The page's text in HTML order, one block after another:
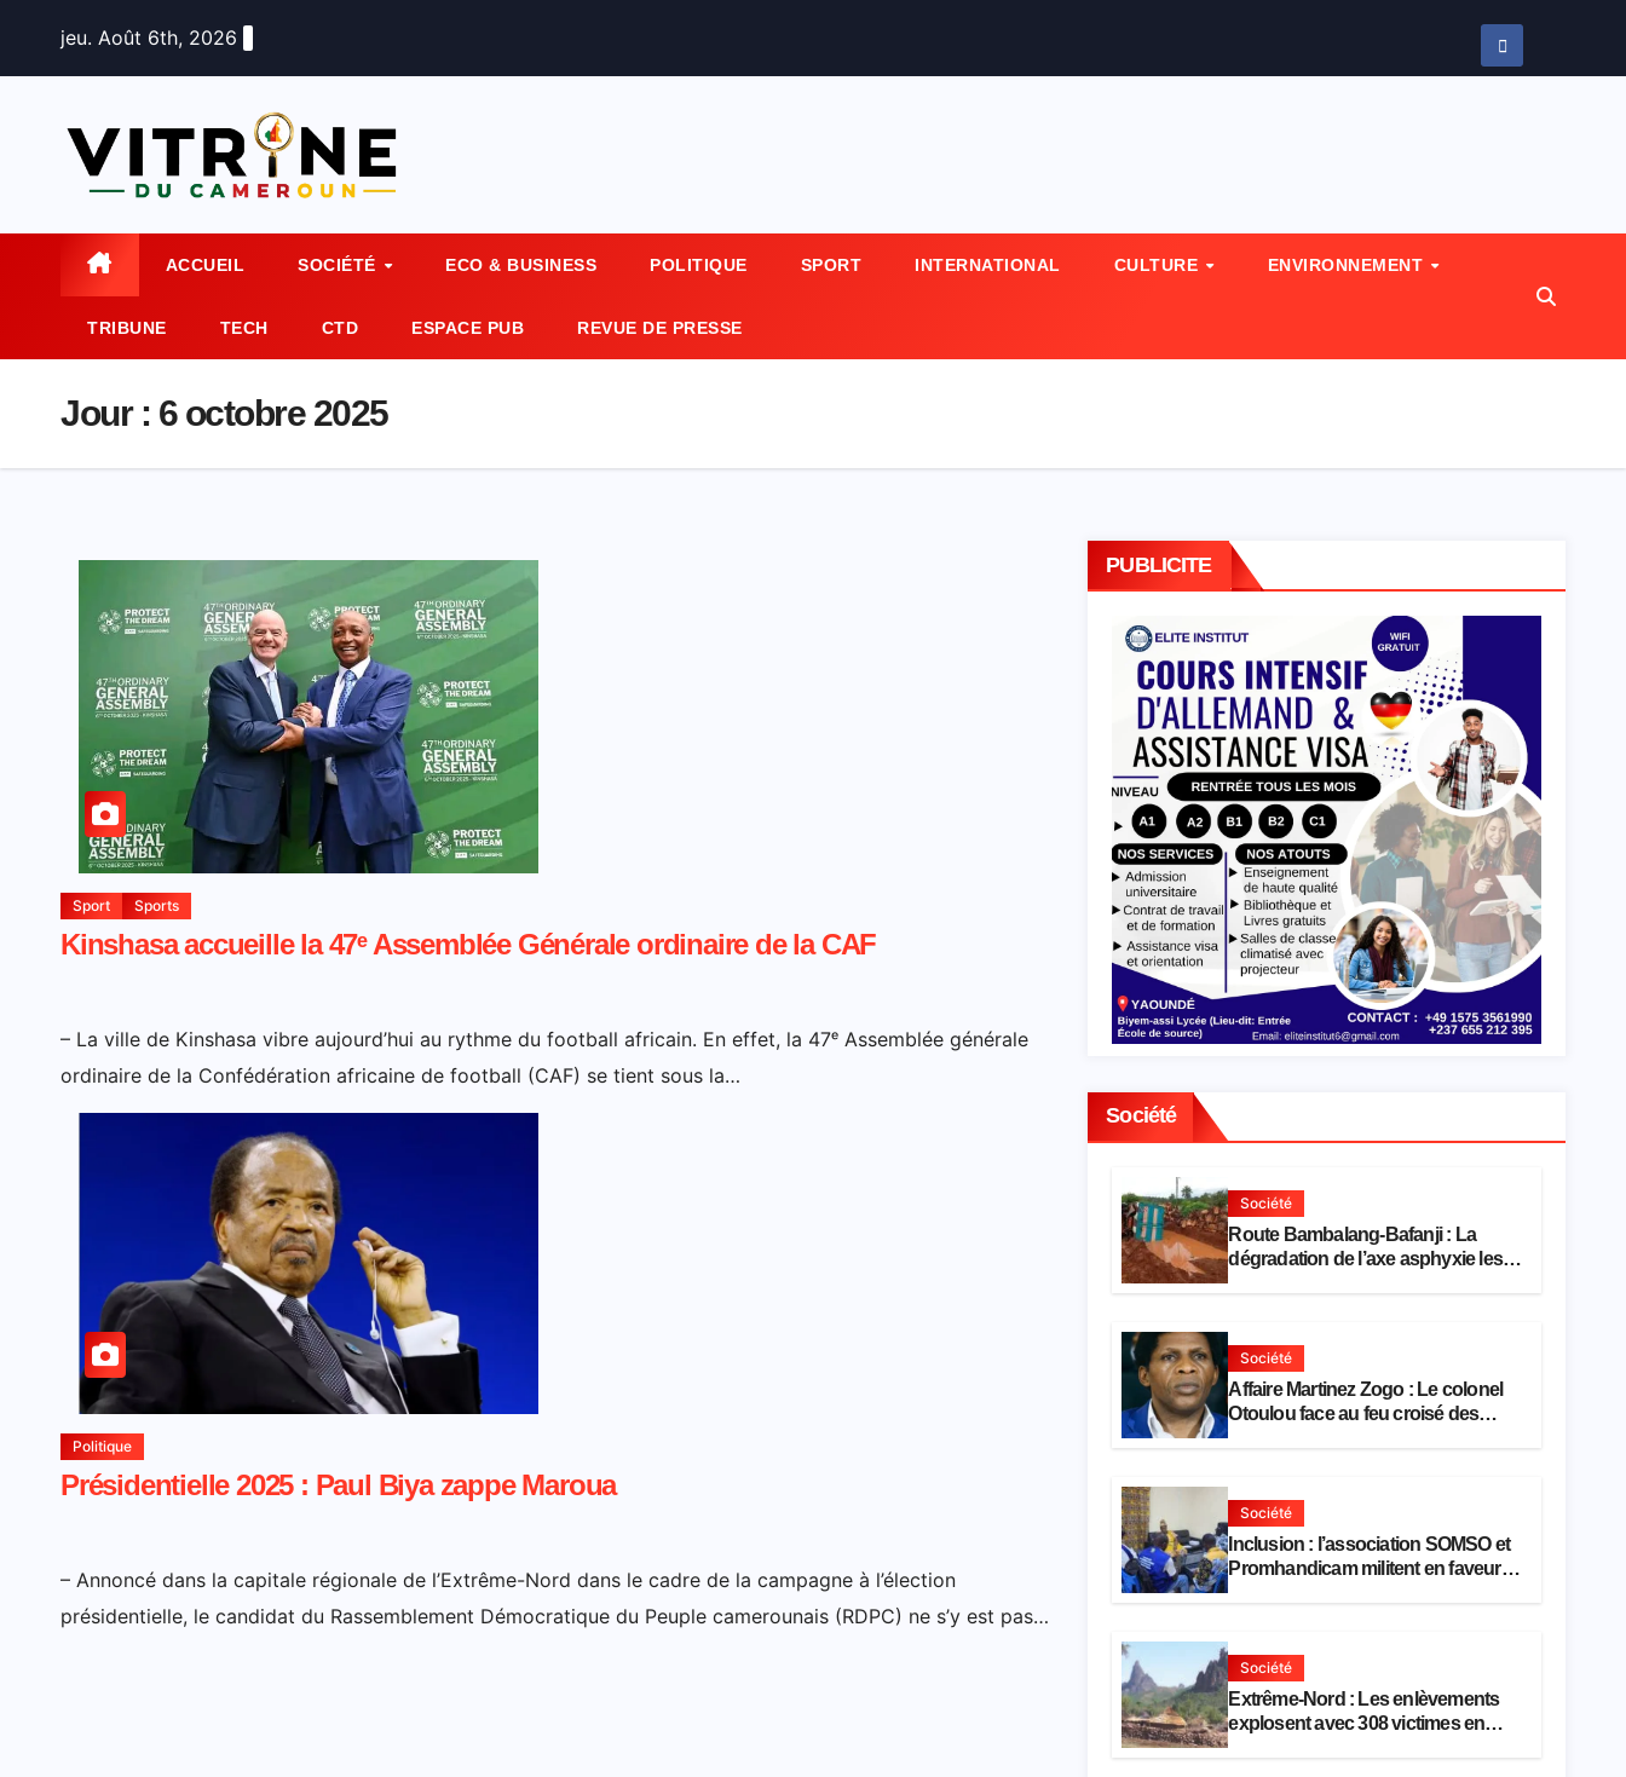
jeu. Août 6th, 2026
ACCUEIL SOCIÉTÉ ECO & BUSINESS POLITIQUE SPORT INTERNATIONAL CULTURE ENVIRONNEMENT
TRIBUNE TECH CTD ESPACE PUB REVUE DE PRESSE
Jour : 6 octobre 2025
Sport Sports
Kinshasa accueille la 47ᵉ Assemblée Générale ordinaire de la CAF
– La ville de Kinshasa vibre aujourd’hui au rythme du football africain. En effet, la 47ᵉ Assemblée générale
ordinaire de la Confédération africaine de football (CAF) se tient sous la…
Politique
Présidentielle 2025 : Paul Biya zappe Maroua
– Annoncé dans la capitale régionale de l’Extrême-Nord dans le cadre de la campagne à l’élection
présidentielle, le candidat du Rassemblement Démocratique du Peuple camerounais (RDPC) ne s’y est pas…
PUBLICITE
Société
Société
Route Bambalang-Bafanji : La
dégradation de l’axe asphyxie les
Société
Affaire Martinez Zogo : Le colonel
Otoulou face au feu croisé des
Société
Inclusion : l’association SOMSO et
Promhandicam militent en faveur
Société
Extrême-Nord : Les enlèvements
explosent avec 308 victimes en